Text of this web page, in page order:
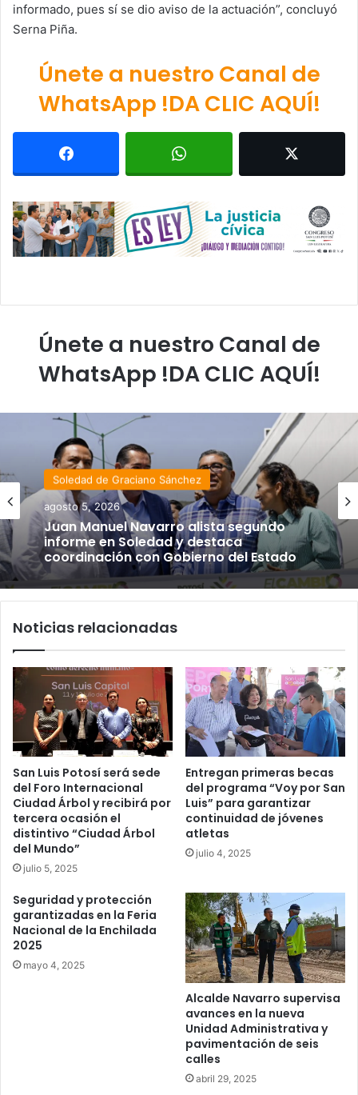
informado, pues sí se dio aviso de la actuación”, concluyó
Serna Piña.
Únete a nuestro Canal de
WhatsApp !DA CLIC AQUÍ!
Únete a nuestro Canal de
WhatsApp !DA CLIC AQUÍ!
Soledad de Graciano Sánchez
agosto 5, 2026
Juan Manuel Navarro alista segundo
informe en Soledad y destaca
coordinación con Gobierno del Estado
Noticias relacionadas
San Luis Potosí será sede
del Foro Internacional
Ciudad Árbol y recibirá por
tercera ocasión el
distintivo “Ciudad Árbol
del Mundo”
julio 5, 2025
Entregan primeras becas
del programa “Voy por San
Luis” para garantizar
continuidad de jóvenes
atletas
julio 4, 2025
Seguridad y protección
garantizadas en la Feria
Nacional de la Enchilada
2025
mayo 4, 2025
Alcalde Navarro supervisa
avances en la nueva
Unidad Administrativa y
pavimentación de seis
calles
abril 29, 2025